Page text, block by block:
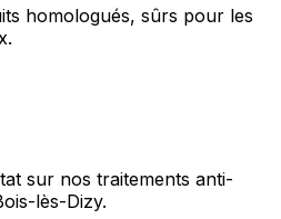
homologués, sûrs pour les
sur nos traitements anti-
lès-Dizy.